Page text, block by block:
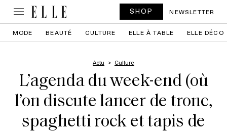
SHOP NEWSLETTER
MODE BEAUTÉ CULTURE ELLE À TABLE ELLE DÉCO
Actu Culture
L’agenda du week-end (où
l’on discute lancer de tronc,
spaghetti rock et tapis de